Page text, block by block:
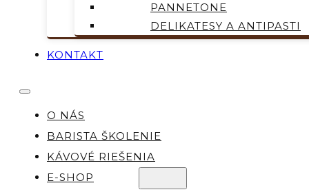
PANNETONE
DELIKATESY A ANTIPASTI
KONTAKT
O NÁS
BARISTA ŠKOLENIE
KÁVOVÉ RIEŠENIA
E-SHOP